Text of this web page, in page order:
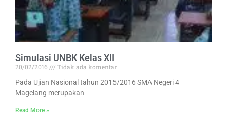
Simulasi UNBK Kelas XII
20/02/2016
Tidak ada komentar
Pada Ujian Nasional tahun 2015/2016 SMA Negeri 4
Magelang merupakan
Read More »